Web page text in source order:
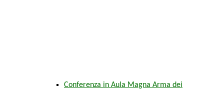
Conferenza in Aula Magna Arma dei